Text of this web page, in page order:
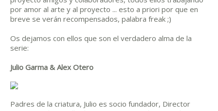
por amor al arte y al proyecto ... esto a priori por que en
breve se verán recompensados, palabra freak ;)
Os dejamos con ellos que son el verdadero alma de la
serie:
Julio Garma & Alex Otero
Padres de la criatura, Julio es socio fundador, Director